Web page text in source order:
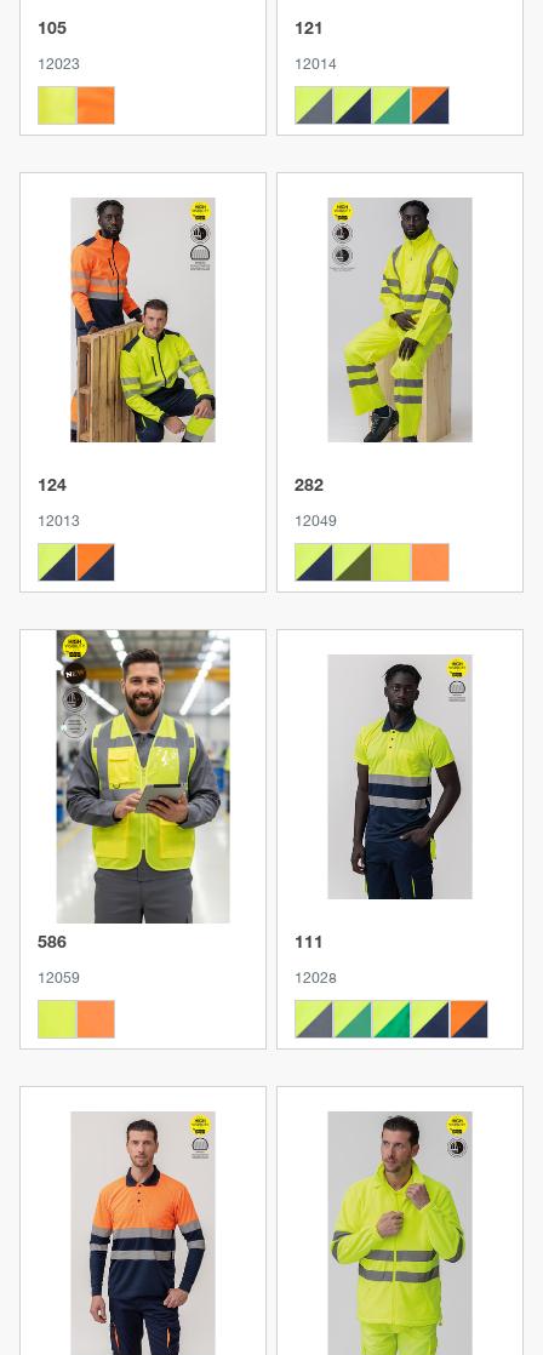
105
12023
121
12014
Produkt anzeigen
124
12013
Produkt anzeigen
282
12049
Produkt anzeigen
586
12059
Produkt anzeigen
111
12028
Produkt anzeigen Produkt anzeigen